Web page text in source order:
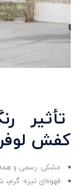
تأثیر
کفش
مشکی: رسمی و همه‌
قهوه‌ای تیره: